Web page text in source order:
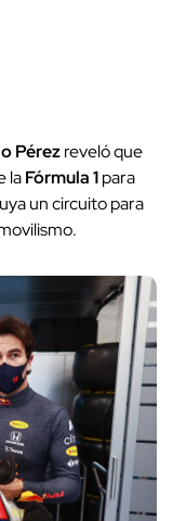
Pérezreveló que
laFórmula 1para
un circuito para